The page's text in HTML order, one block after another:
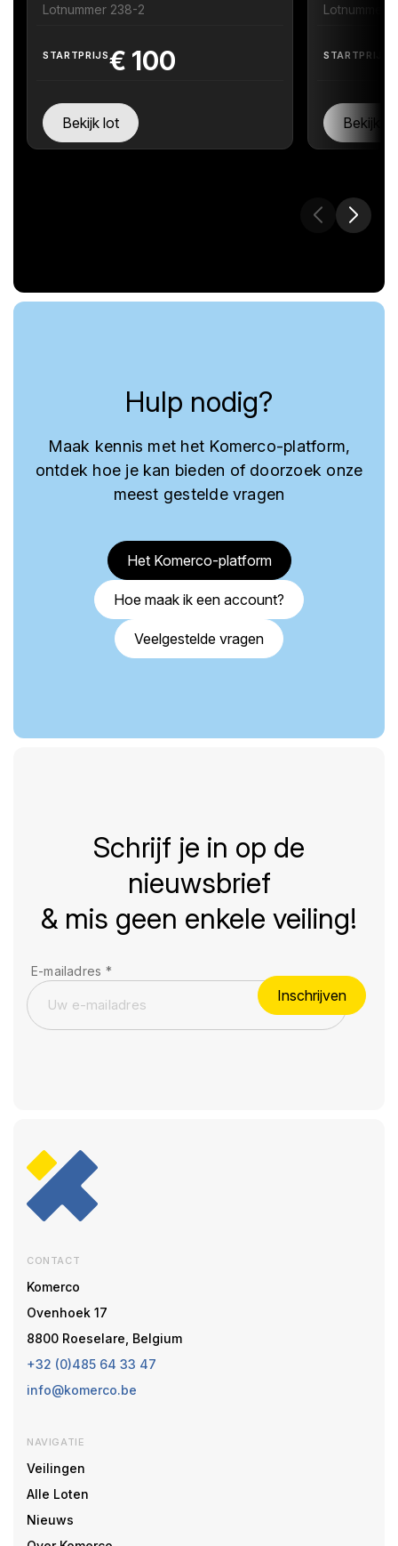
Lotnummer 238-2
STARTPRIJS€ 100
Bekijk lot
Lotnummer
STARTPRIJS
Bekijk
Hulp nodig?
Maak kennis met het Komerco-platform,
ontdek hoe je kan bieden of doorzoek onze
meest gestelde vragen
Het Komerco-platform
Hoe maak ik een account?
Veelgestelde vragen
Schrijf je in op de
nieuwsbrief
& mis geen enkele veiling!
E-mailadres *
Inschrijven
CONTACT
Komerco
Ovenhoek 17
8800 Roeselare, Belgium
+32 (0)485 64 33 47
info@komerco.be
NAVIGATIE
Veilingen
Alle Loten
Nieuws